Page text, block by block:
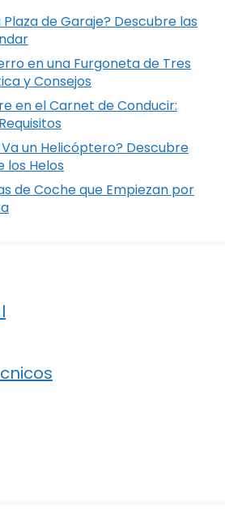
de Garaje? Descubre las
en una Furgoneta de Tres
y Consejos
en el Carnet de Conducir:
un Helicóptero? Descubre
los Helos
de Coche que Empiezan por